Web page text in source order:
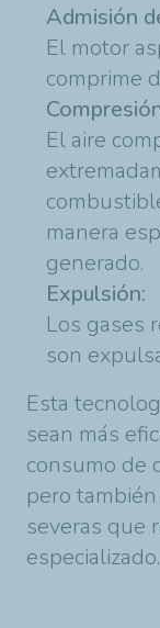
Admisión
El motor
comprime
El aire
manera
generado.
Expulsión:
Los gases
son
Esta
sean más
consumo de
pero
severas que
especializado.